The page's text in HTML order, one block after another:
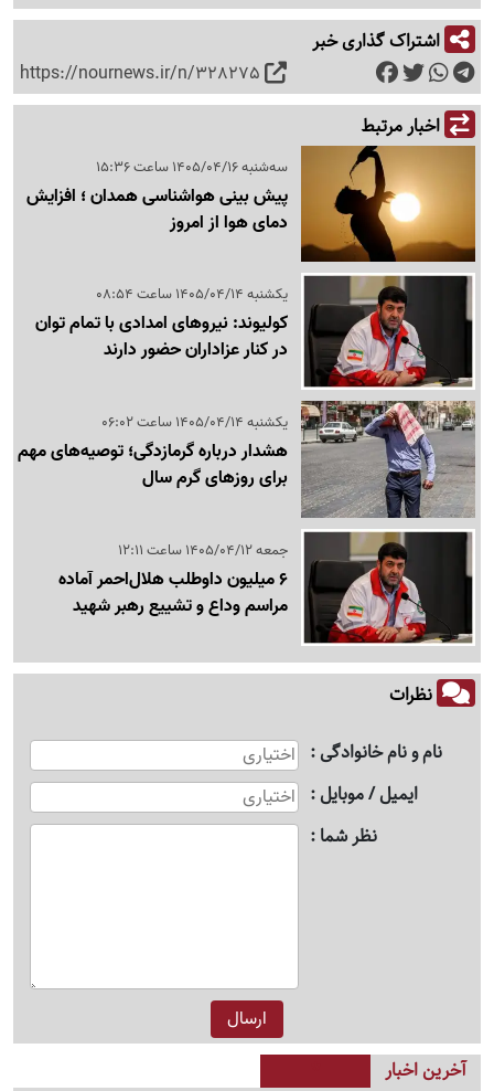
اشتراک گذاری خبر
https://nournews.ir/n/328275
اخبار مرتبط
سه‌شنبه 1405/04/16 ساعت 15:36
پیش بینی هواشناسی همدان ؛ افزایش
دمای هوا از امروز
یکشنبه 1405/04/14 ساعت 08:54
کولیوند: نیروهای امدادی با تمام توان
در کنار عزاداران حضور دارند
یکشنبه 1405/04/14 ساعت 06:02
هشدار درباره گرمازدگی؛ توصیه‌های مهم
برای روزهای گرم سال
جمعه 1405/04/12 ساعت 12:11
6 میلیون داوطلب هلال‌احمر آماده
مراسم وداع و تشییع رهبر شهید
نظرات
نام و نام خانوادگی
ایمیل / موبایل
نظر شما
آخرین اخبار